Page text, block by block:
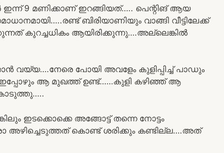
9 മണിക്കാണ് ഇറങ്ങിയത്….. പെന്റിങ് ആയ
ബിരിയാണിയും വാങ്ങി വീട്ടിലേക്ക്
കുറച്ചധികം ആയിരിക്കുന്നു….അല്ലെങ്കിൽ
വയ്യ….നേരെ പോയി അവളേം കുളിപ്പിച്ച് പാഡും
ഇപ്പോഴും ആ മുഖത്ത് ഉണ്ട്……കുളി കഴിഞ്ഞ് ആ
ഇടക്കൊക്കെ അങ്ങോട്ട് തന്നെ നോട്ടം
അഴിച്ചെടുത്തത് കൊണ്ട് ശരിക്കും കണ്ടില്ല….അത്